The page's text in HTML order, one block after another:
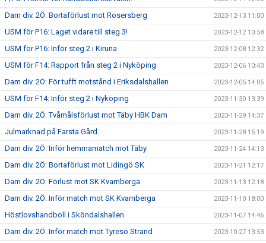
Dam div. 2Ö: Bortaförlust mot Rosersberg 2023-12-13 11:00
USM för P16: Laget vidare till steg 3! 2023-12-12 10:58
USM för P16: Inför steg 2 i Kiruna 2023-12-08 12:32
USM för F14: Rapport från steg 2 i Nyköping 2023-12-06 10:43
Dam div. 2Ö: För tufft motstånd i Eriksdalshallen 2023-12-05 14:05
USM för F14: Inför steg 2 i Nyköping 2023-11-30 13:39
Dam div. 2Ö: Tvåmålsförlust mot Täby HBK Dam 2023-11-29 14:37
Julmarknad på Farsta Gård 2023-11-28 15:19
Dam div. 2Ö: Inför hemmamatch mot Täby 2023-11-24 14:13
Dam div. 2Ö: Bortaförlust mot Lidingö SK 2023-11-21 12:17
Dam div. 2Ö: Förlust mot SK Kvarnberga 2023-11-13 12:18
Dam div. 2Ö: Inför match mot SK Kvarnberga 2023-11-10 18:00
Höstlovshandboll i Sköndalshallen 2023-11-07 14:46
Dam div. 2Ö: Inför match mot Tyresö Strand 2023-10-27 13:53